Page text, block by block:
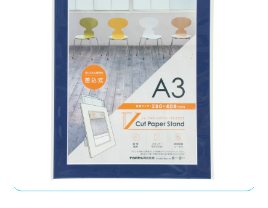
プリントの出し入れに便利な差込式を採用
メーカー希望小売価格：
+ 税
差込式の為、繰り返しご使用いただけます。プリントと保護シー
トは上部スリットから出し入れします。キャンバスのような質感
でインテリアとしてもギフトとしても使いやすい風合いの紙を採
オンラインショップ